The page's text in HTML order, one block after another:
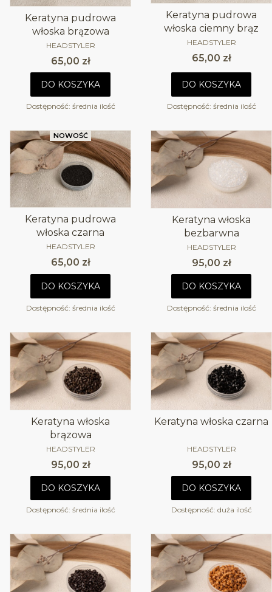
Keratyna pudrowa
włoska brązowa
PRODUCENT
HEADSTYLER
Cena
65,00 zł
DO KOSZYKA
Dostępność: średnia ilość
Keratyna pudrowa
włoska ciemny brąz
PRODUCENT
HEADSTYLER
Cena
65,00 zł
DO KOSZYKA
Dostępność: średnia ilość
NOWOŚĆ
Keratyna pudrowa
włoska czarna
PRODUCENT
HEADSTYLER
Cena
65,00 zł
DO KOSZYKA
Dostępność: średnia ilość
Keratyna włoska
bezbarwna
PRODUCENT
HEADSTYLER
Cena
95,00 zł
DO KOSZYKA
Dostępność: średnia ilość
Keratyna włoska
brązowa
PRODUCENT
HEADSTYLER
Cena
95,00 zł
DO KOSZYKA
Dostępność: średnia ilość
Keratyna włoska czarna
PRODUCENT
HEADSTYLER
Cena
95,00 zł
DO KOSZYKA
Dostępność: duża ilość